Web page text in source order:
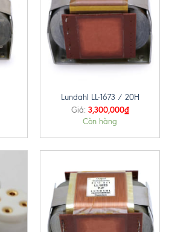
Lundahl LL-1673 / 20H
Giá: 3,300,000₫
Còn hàng